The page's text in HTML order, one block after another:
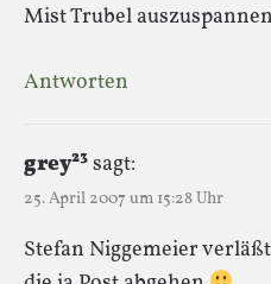
Mist Trubel
Antworten
grey²³sagt:
25. April 2007 um 15:28 Uhr
Stefan Niggemeier